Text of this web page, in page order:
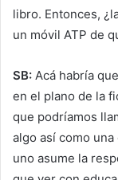
libro. Entonces,
un móvil ATP de
SB: Acá habría
en el plano de la
que podríamos
algo así como
uno asume la